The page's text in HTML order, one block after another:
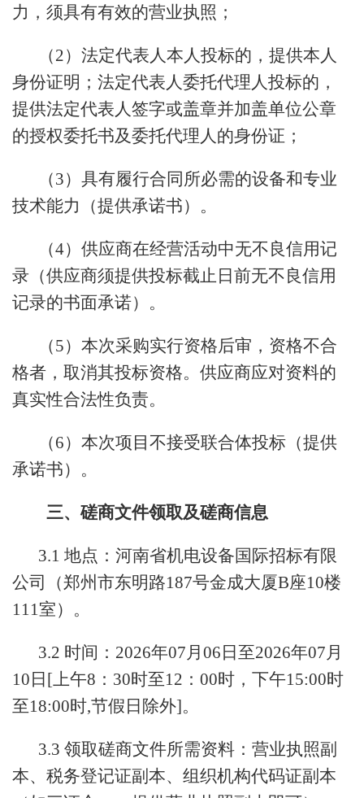
力，须具有有效的营业执照；
（2）法定代表人本人投标的，提供本人
身份证明；法定代表人委托代理人投标的，
提供法定代表人签字或盖章并加盖单位公章
的授权委托书及委托代理人的身份证；
（3）具有履行合同所必需的设备和专业
技术能力（提供承诺书）。
（4）供应商在经营活动中无不良信用记
录（供应商须提供投标截止日前无不良信用
记录的书面承诺）。
（5）本次采购实行资格后审，资格不合
格者，取消其投标资格。供应商应对资料的
真实性合法性负责。
（6）本次项目不接受联合体投标（提供
承诺书）。
三、磋商文件领取及磋商信息
3.1 地点：河南省机电设备国际招标有限
公司（郑州市东明路187号金成大厦B座10楼
111室）。
3.2 时间：2026年07月06日至2026年07月
10日[上午8：30时至12：00时，下午15:00时
至18:00时,节假日除外]。
3.3 领取磋商文件所需资料：营业执照副
本、税务登记证副本、组织机构代码证副本